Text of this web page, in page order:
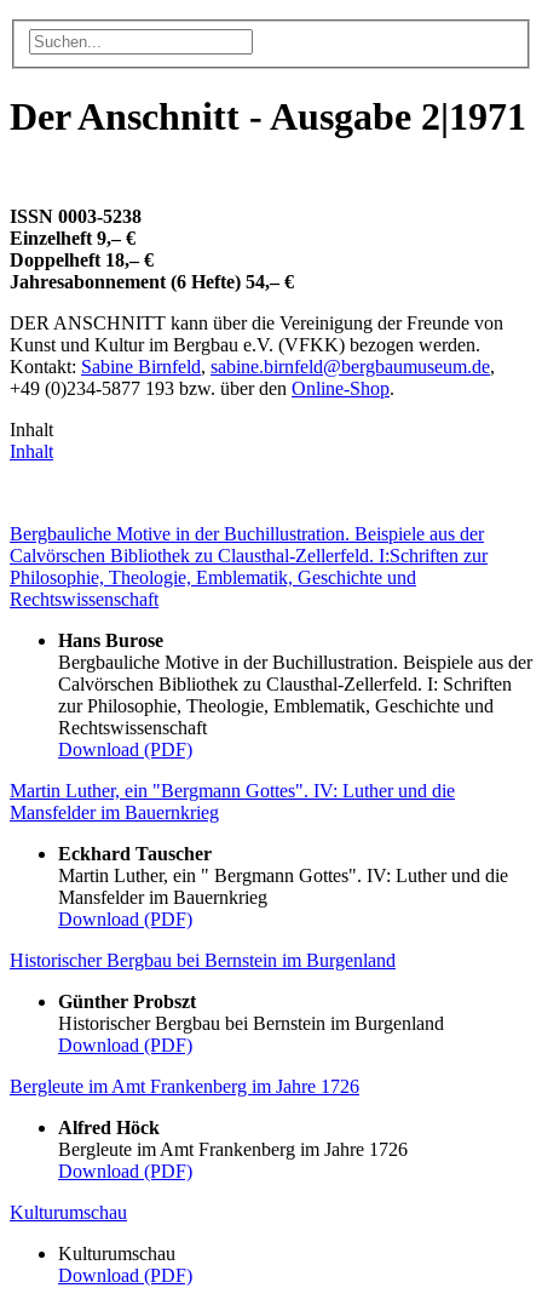
Der Anschnitt - Ausgabe 2|1971
ISSN 0003-5238
Einzelheft 9,– €
Doppelheft 18,– €
Jahresabonnement (6 Hefte) 54,– €
DER ANSCHNITT kann über die Vereinigung der Freunde von
Kunst und Kultur im Bergbau e.V. (VFKK) bezogen werden.
Kontakt: Sabine Birnfeld, sabine.birnfeld@bergbaumuseum.de,
+49 (0)234-5877 193 bzw. über den Online-Shop.
Inhalt
Inhalt
Bergbauliche Motive in der Buchillustration. Beispiele aus der
Calvörschen Bibliothek zu Clausthal-Zellerfeld. I:Schriften zur
Philosophie, Theologie, Emblematik, Geschichte und
Rechtswissenschaft
Hans Burose
Bergbauliche Motive in der Buchillustration. Beispiele aus der
Calvörschen Bibliothek zu Clausthal-Zellerfeld. I: Schriften
zur Philosophie, Theologie, Emblematik, Geschichte und
Rechtswissenschaft
Download (PDF)
Martin Luther, ein "Bergmann Gottes". IV: Luther und die
Mansfelder im Bauernkrieg
Eckhard Tauscher
Martin Luther, ein " Bergmann Gottes". IV: Luther und die
Mansfelder im Bauernkrieg
Download (PDF)
Historischer Bergbau bei Bernstein im Burgenland
Günther Probszt
Historischer Bergbau bei Bernstein im Burgenland
Download (PDF)
Bergleute im Amt Frankenberg im Jahre 1726
Alfred Höck
Bergleute im Amt Frankenberg im Jahre 1726
Download (PDF)
Kulturumschau
Kulturumschau
Download (PDF)